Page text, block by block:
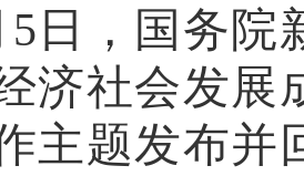
5日，国务院
济社会发展
主题发布并